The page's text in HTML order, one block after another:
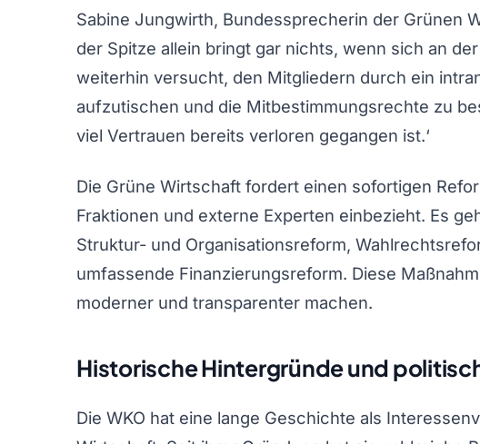
Sabine Jungwirth, Bundessprecherin der Grünen
der Spitze allein bringt gar nichts, wenn sich an
weiterhin versucht, den Mitgliedern durch ein
aufzutischen und die Mitbestimmungsrechte zu
viel Vertrauen bereits verloren gegangen ist.‘
Die Grüne Wirtschaft fordert einen sofortigen
Fraktionen und externe Experten einbezieht. Es
Struktur- und Organisationsreform,
umfassende Finanzierungsreform. Diese
moderner und transparenter machen.
Historische Hintergründe und
Die WKO hat eine lange Geschichte als